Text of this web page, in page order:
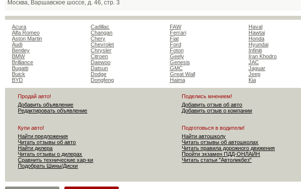
Москва, Варшавское шоссе, д. 46, стр. 3
Acura
Alfa Romeo
Aston Martin
Audi
Bentley
BMW
Brilliance
Bugatti
Buick
BYD
Cadillac
Changan
Chery
Chevrolet
Chrysler
Citroen
Daewoo
Datsun
Dodge
Dongfeng
FAW
Ferrari
Fiat
Ford
Foton
Geely
Genesis
GMC
Great Wall
Haima
Haval
Hawtai
Honda
Hyundai
Infiniti
Iran Khodro
JAC
Jaguar
Jeep
Kia
Продай авто!
Добавить объявление
Редактировать объявление
Поделись мнением!
Добавить отзыв об авто
Добавить отзыв о компании
Купи авто!
Найти предложения
Читать отзывы об авто
Найти дилера
Читать отзывы о дилерах
Сравнить технические хар-ки
Подобрать Шины/Диски
Подготовься в водители!
Найти автошколу
Читать отзывы об автошколах
Читать правила дорожного движения
Пройти экзамен ПДД-ОНЛАЙН
Читать статьи "Автоликбез"